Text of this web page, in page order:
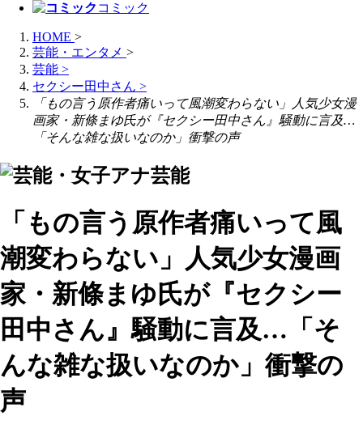
コミック
HOME >
芸能・エンタメ >
芸能 >
セクシー田中さん >
「もの言う原作者痛いって風潮変わらない」人気少女漫
画家・新條まゆ氏が『セクシー田中さん』騒動に言及…
「そんな雑な扱いなのか」衝撃の声
芸能
「もの言う原作者痛いって風
潮変わらない」人気少女漫画
家・新條まゆ氏が『セクシー
田中さん』騒動に言及…「そ
んな雑な扱いなのか」衝撃の
声